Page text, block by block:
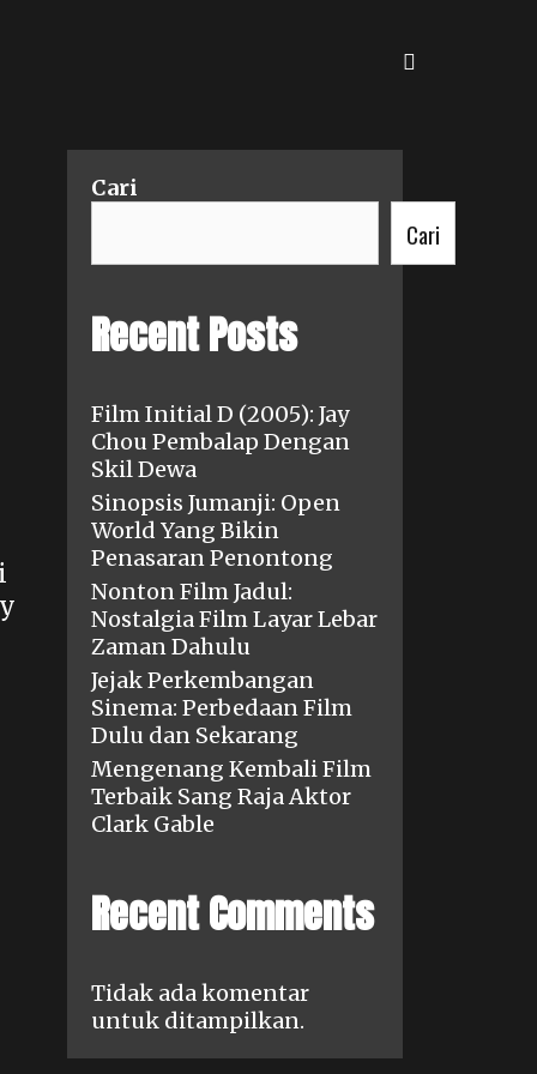
Cari
Cari
Recent Posts
Film Initial D (2005): Jay
Chou Pembalap Dengan
Skil Dewa
Sinopsis Jumanji: Open
World Yang Bikin
Penasaran Penontong
Nonton Film Jadul:
Nostalgia Film Layar Lebar
Zaman Dahulu
Jejak Perkembangan
Sinema: Perbedaan Film
Dulu dan Sekarang
Mengenang Kembali Film
Terbaik Sang Raja Aktor
Clark Gable
Recent Comments
Tidak ada komentar
untuk ditampilkan.